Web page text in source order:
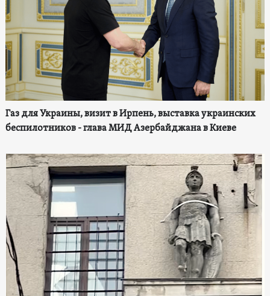
Газ для Украины, визит в Ирпень, выставка украинских
беспилотников - глава МИД Азербайджана в Киеве